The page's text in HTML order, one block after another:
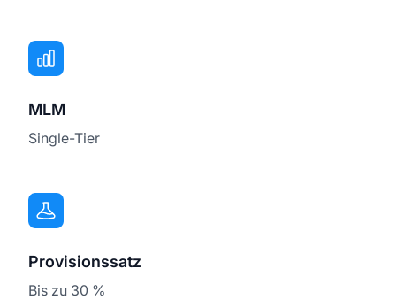
MLM
Single-Tier
Provisionssatz
Bis zu 30 %